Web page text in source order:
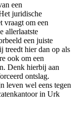
een
juridische
vraagt om een
allerlaatste
een juiste
treedt hier dan op als
ook om een
Denk hierbij aan
ontslag.
leven wel eens tegen
in Urk